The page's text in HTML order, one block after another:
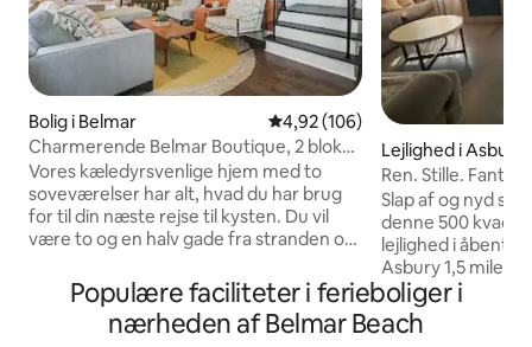
Bolig i Belmar 4,92 ud af 5 i gennemsnitlig
4,92 (106)
Charmerende Belmar Boutique, 2 blokke
fra stranden
Vores kæledyrsvenlige hjem med to
soveværelser har alt, hvad du har brug
for til din næste rejse til kysten. Du vil
være to og en halv gade fra stranden og i
Den overdækkede veranda har masser
af siddepladser, og i den rummelige
baghave er der et bord, siddepladser og
Lejlighed i Asbury
Ren. Stille.
Slap af og nyd
denne 500
lejlighed i åbent
Asbury 1,5 miles fra
fuldt udstyret
og vinkøleskab.
smart-tv. Polerede betongulve, separat
Populære faciliteter i ferieboliger i
nærheden af Belmar Beach